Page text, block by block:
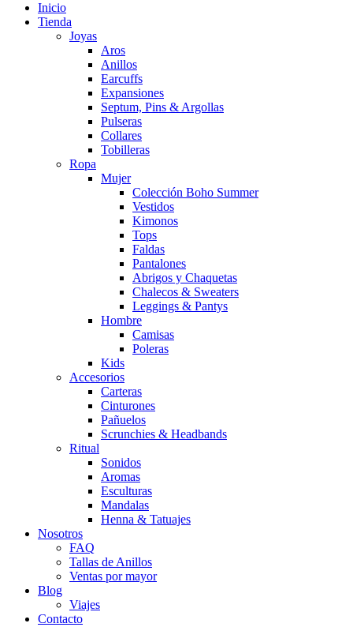
Inicio
Tienda
Joyas
Aros
Anillos
Earcuffs
Expansiones
Septum, Pins & Argollas
Pulseras
Collares
Tobilleras
Ropa
Mujer
Colección Boho Summer
Vestidos
Kimonos
Tops
Faldas
Pantalones
Abrigos y Chaquetas
Chalecos & Sweaters
Leggings & Pantys
Hombre
Camisas
Poleras
Kids
Accesorios
Carteras
Cinturones
Pañuelos
Scrunchies & Headbands
Ritual
Sonidos
Aromas
Esculturas
Mandalas
Henna & Tatuajes
Nosotros
FAQ
Tallas de Anillos
Ventas por mayor
Blog
Viajes
Contacto